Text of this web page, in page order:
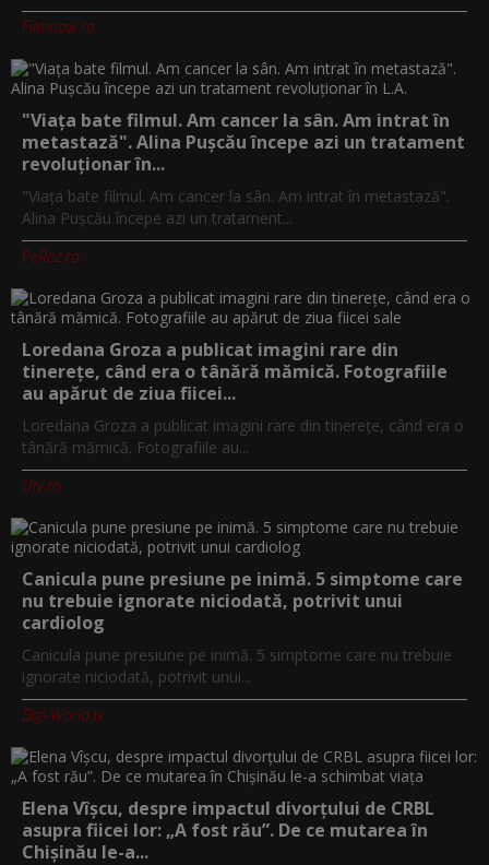
Filmnow.ro
"Viața bate filmul. Am cancer la sân. Am intrat în
metastază". Alina Pușcău începe azi un tratament
revoluționar în...
"Viața bate filmul. Am cancer la sân. Am intrat în metastază".
Alina Pușcău începe azi un tratament...
PeRoz.ro
Loredana Groza a publicat imagini rare din
tinerețe, când era o tânără mămică. Fotografiile
au apărut de ziua fiicei...
Loredana Groza a publicat imagini rare din tinerețe, când era o
tânără mămică. Fotografiile au...
Utv.ro
Canicula pune presiune pe inimă. 5 simptome care
nu trebuie ignorate niciodată, potrivit unui
cardiolog
Canicula pune presiune pe inimă. 5 simptome care nu trebuie
ignorate niciodată, potrivit unui...
Digi-World.tv
Elena Vîșcu, despre impactul divorțului de CRBL
asupra fiicei lor: „A fost rău”. De ce mutarea în
Chișinău le-a...